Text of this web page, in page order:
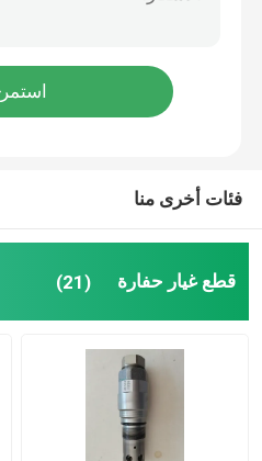
مضخة حقن وقود الديزل
مضخة تبريد المحرك
حفارة كاتب المحرك
مولد ديزل
مضخة هيدروليكية حفارة
فئات أخرى منا
قطع غيار حفارة (21)